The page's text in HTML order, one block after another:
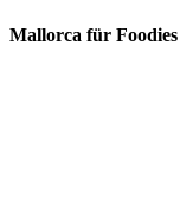
Mallorca für Foodies